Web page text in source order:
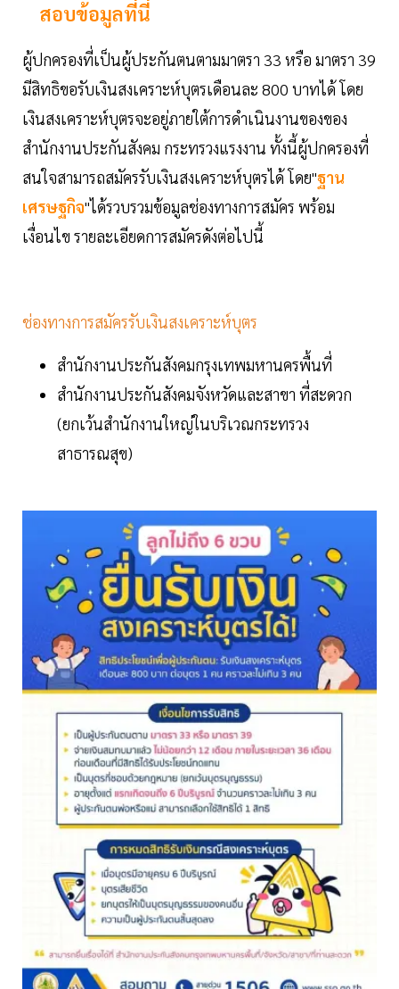
สอบข้อมูลที่นี่
ผู้ปกครองที่เป็นผู้ประกันตนตามมาตรา 33 หรือ มาตรา 39
มีสิทธิขอรับเงินสงเคราะห์บุตรเดือนละ 800 บาทได้ โดย
เงินสงเคราะห์บุตรจะอยู่ภายใต้การดำเนินงานของของ
สำนักงานประกันสังคม กระทรวงแรงงาน ทั้งนี้ผู้ปกครองที่
สนใจสามารถสมัครรับเงินสงเคราะห์บุตรได้ โดย"ฐาน
เศรษฐกิจ"ได้รวบรวมข้อมูลช่องทางการสมัคร พร้อม
เงื่อนไข รายละเอียดการสมัครดังต่อไปนี้
ช่องทางการสมัครรับเงินสงเคราะห์บุตร
สำนักงานประกันสังคมกรุงเทพมหานครพื้นที่
สำนักงานประกันสังคมจังหวัดและสาขา ที่สะดวก
(ยกเว้นสำนักงานใหญ่ในบริเวณกระทรวง
สาธารณสุข)